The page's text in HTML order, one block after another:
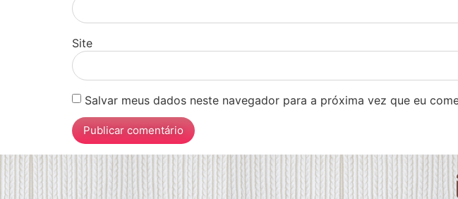
Site
Salvar meus dados neste navegador para a próxima vez que eu